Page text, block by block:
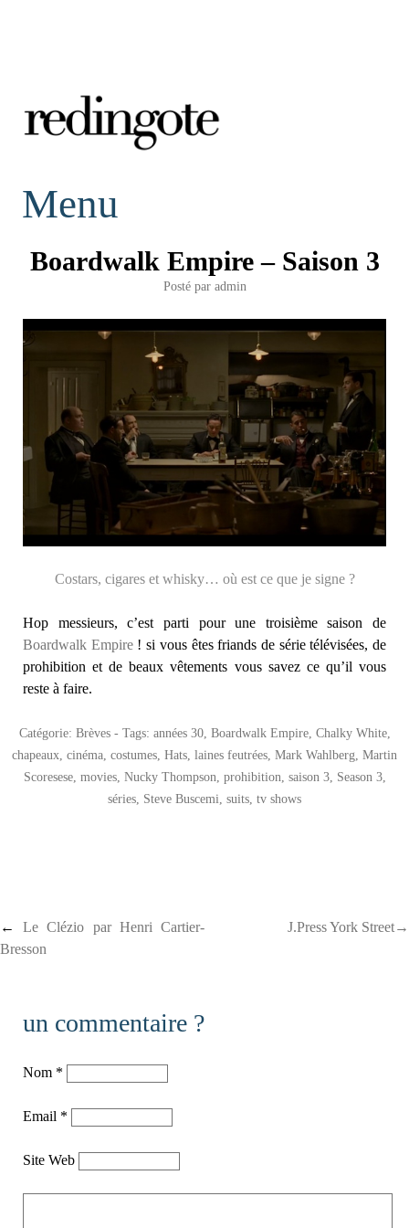
redingote.
Menu
Boardwalk Empire – Saison 3
Posté par admin
Costars, cigares et whisky… où est ce que je signe ?
Hop messieurs, c’est parti pour une troisième saison de
Boardwalk Empire! si vous êtes friands de série télévisées, de
prohibition et de beaux vêtements vous savez ce qu’il vous
reste à faire.
Catégorie: Brèves- Tags: années 30, Boardwalk Empire, Chalky White,
chapeaux cinéma costumes Hats laines feutrées Mark Wahlberg Martin
Scoresese, movies, Nucky Thompson prohibition saison 3, Season 3,
séries Steve Buscemi suits tv shows
Post navigation
←
Le Clézio par Henri Cartier-
Bresson
J.Press York Street→
un commentaire ?
Nom *
Email *
Site Web